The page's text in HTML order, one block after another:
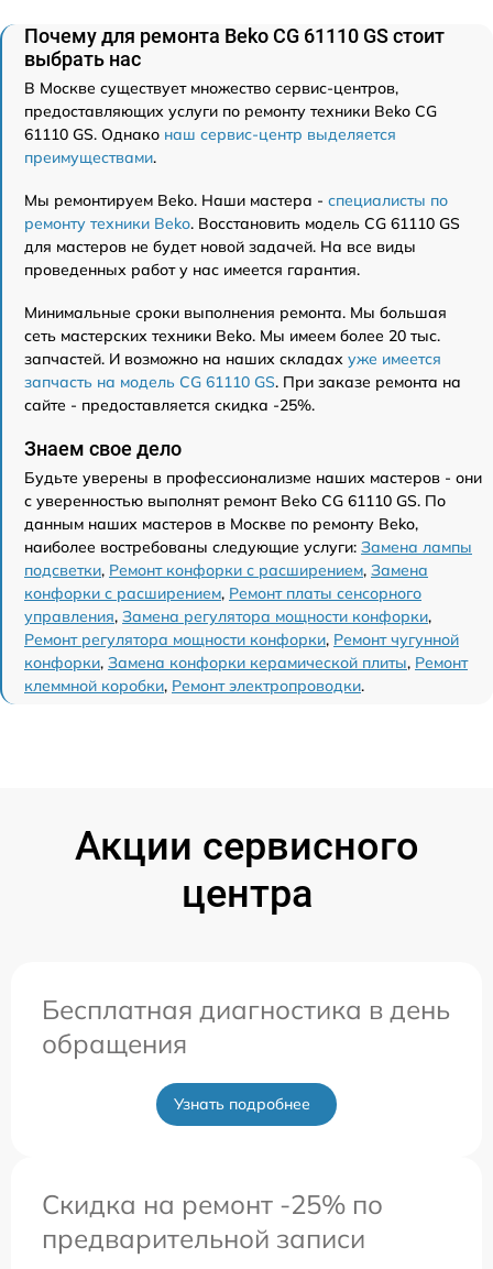
Почему для ремонта Beko CG 61110 GS стоит
выбрать нас
В Москве существует множество сервис-центров,
предоставляющих услуги по ремонту техники Beko CG
61110 GS. Однако наш сервис-центр выделяется
преимуществами.
Мы ремонтируем Beko. Наши мастера - специалисты по
ремонту техники Beko. Восстановить модель CG 61110 GS
для мастеров не будет новой задачей. На все виды
проведенных работ у нас имеется гарантия.
Минимальные сроки выполнения ремонта. Мы большая
сеть мастерских техники Beko. Мы имеем более 20 тыс.
запчастей. И возможно на наших складах уже имеется
запчасть на модель CG 61110 GS. При заказе ремонта на
сайте - предоставляется скидка -25%.
Знаем свое дело
Будьте уверены в профессионализме наших мастеров - они
с уверенностью выполнят ремонт Beko CG 61110 GS. По
данным наших мастеров в Москве по ремонту Beko,
наиболее востребованы следующие услуги: Замена лампы
подсветки, Ремонт конфорки с расширением, Замена
конфорки с расширением, Ремонт платы сенсорного
управления, Замена регулятора мощности конфорки,
Ремонт регулятора мощности конфорки, Ремонт чугунной
конфорки, Замена конфорки керамической плиты, Ремонт
клеммной коробки, Ремонт электропроводки.
Акции сервисного
центра
Бесплатная диагностика в день
обращения
Узнать подробнее
Скидка на ремонт -25% по
предварительной записи